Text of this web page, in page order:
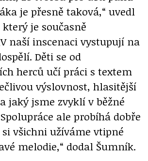
je přesně taková,“ uvedl
je současně
naší inscenaci vystupují na
Děti se od
herců učí práci s textem
výslovnost, hlasitější
jaký jsme zvyklí v běžné
ale probíhá dobře
všichni užíváme vtipné
melodie,“ dodal Šumník.